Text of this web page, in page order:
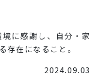
に感謝し、自分・家
存在になること。
2024.09.03